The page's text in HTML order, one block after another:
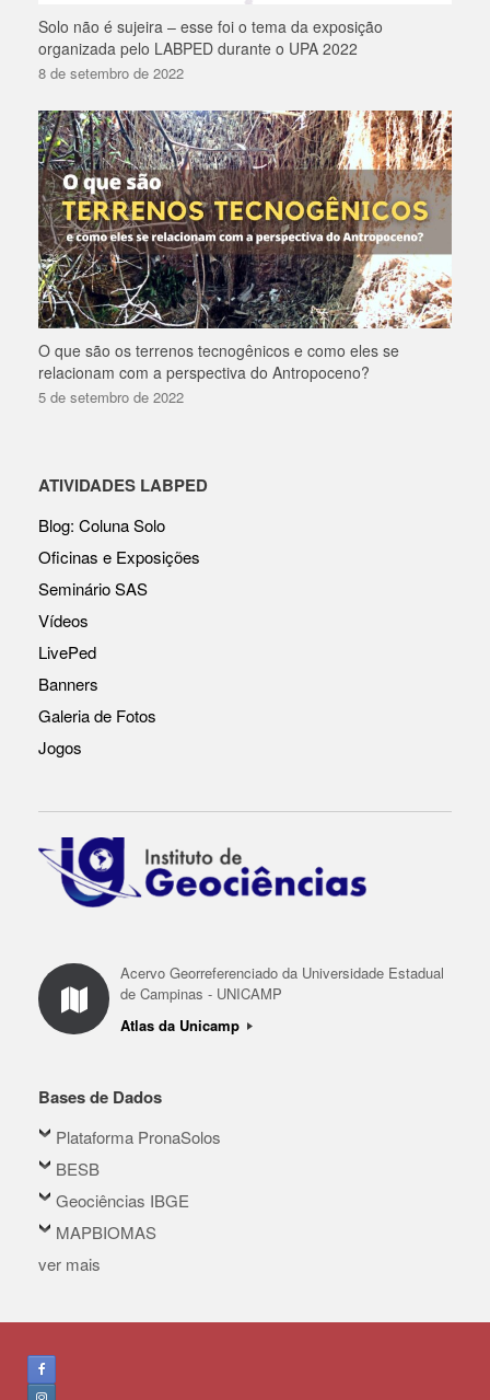
Solo não é sujeira – esse foi o tema da exposição
organizada pelo LABPED durante o UPA 2022
8 de setembro de 2022
O que são os terrenos tecnogênicos e como eles se
relacionam com a perspectiva do Antropoceno?
5 de setembro de 2022
ATIVIDADES LABPED
Blog: Coluna Solo
Oficinas e Exposições
Seminário SAS
Vídeos
LivePed
Banners
Galeria de Fotos
Jogos
Acervo Georreferenciado da Universidade Estadual
de Campinas - UNICAMP
Atlas da Unicamp
Bases de Dados
Plataforma PronaSolos
BESB
Geociências IBGE
MAPBIOMAS
ver mais